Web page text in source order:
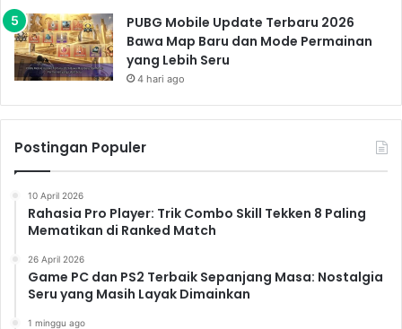
PUBG Mobile Update Terbaru 2026
Bawa Map Baru dan Mode Permainan
yang Lebih Seru
4 hari ago
Postingan Populer
10 April 2026
Rahasia Pro Player: Trik Combo Skill Tekken 8 Paling
Mematikan di Ranked Match
26 April 2026
Game PC dan PS2 Terbaik Sepanjang Masa: Nostalgia
Seru yang Masih Layak Dimainkan
1 minggu ago